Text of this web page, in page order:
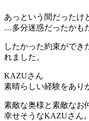
あっという間だったけ
…多分迷惑だったかも
したかった約束ができ
れました。
KAZUさん
素晴らしい経験をあり
素敵な奥様と素敵なお
幸せそうなKAZUさん